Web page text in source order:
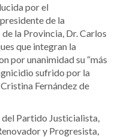
por el
de la
la Provincia, Dr. Carlos
que integran la
por unanimidad su “más
sufrido por la
Fernández de
del Partido Justicialista,
y Progresista,